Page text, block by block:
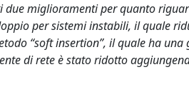
due miglioramenti per quanto
per sistemi instabili, il quale
“soft insertion”, il quale ha una
di rete è stato ridotto